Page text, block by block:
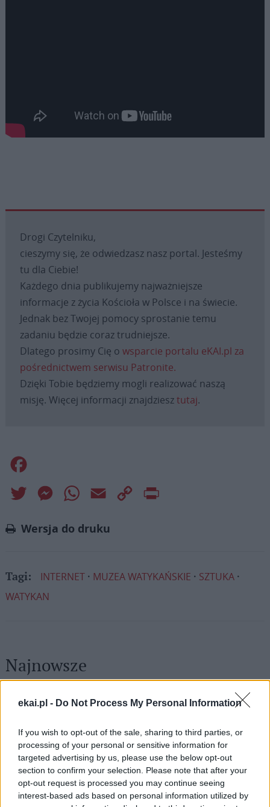
ekai.pl - Do Not Process My Personal Information
If you wish to opt-out of the sale, sharing to third parties, or
processing of your personal or sensitive information for
targeted advertising by us, please use the below opt-out
section to confirm your selection. Please note that after your
opt-out request is processed you may continue seeing
interest-based ads based on personal information utilized by
Drogi Czytelniku,
cieszymy się, że odwiedzasz nasz portal. Jesteśmy
tu dla Ciebie!
Każdego dnia publikujemy najważniejsze
informacje z życia Kościoła w Polsce i na świecie.
Jednak bez Twojej pomocy sprostanie temu
zadaniu będzie coraz trudniejsze.
Dlatego prosimy Cię o wsparcie portalu eKAI.pl za
pośrednictwem serwisu Patronite.
Dzięki Tobie będziemy mogli realizować naszą
misję. Więcej informacji znajdziesztutaj.
Twitter MessengerWhatsApp
Email
Copy
Wersja do druku
Tagi: INTERNET MUZEA WATYKAŃSKIE
SZTUKA
WATYKAN
Najnowsze
Medziugorie: zakończył się 37. Mladifest
06 sierpnia 2026 | 20:19
Biskupi Meksyku: stulecie Cristiady to czas łaski
06 sierpnia 2026 | 18:32
Kard. Parolin w Meksyku: modlitwa, obecność i świadectwo
drogą do pokoju